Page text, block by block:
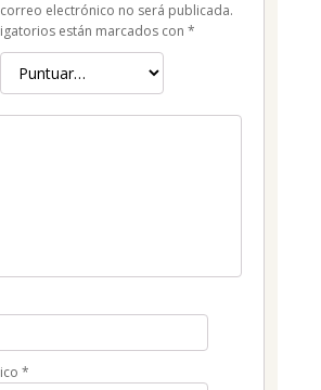
electrónico no será publicada.
están marcados con *
*